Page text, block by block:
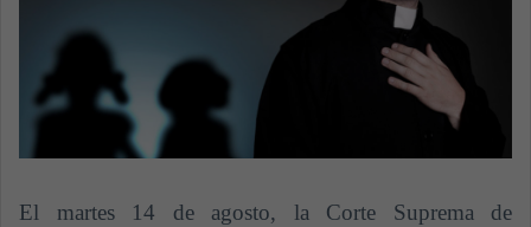
El martes 14 de agosto, la Corte Suprema de